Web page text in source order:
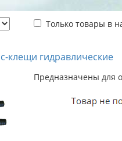
Только товары в
клещи гидравлические
Предназначены для